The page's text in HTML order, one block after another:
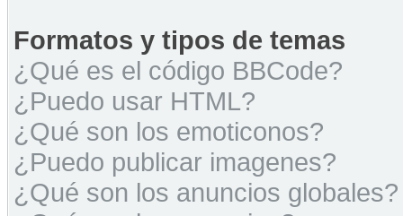
Formatos y tipos de temas
¿Qué es el código BBCode?
¿Puedo usar HTML?
¿Qué son los emoticonos?
¿Puedo publicar imagenes?
¿Qué son los anuncios globales?